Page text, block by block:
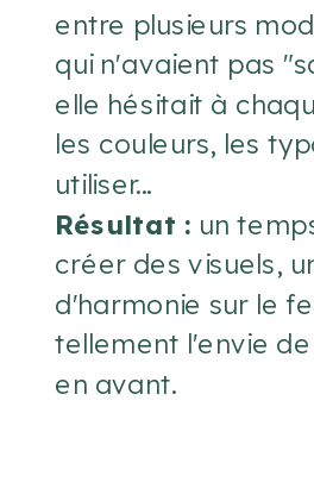
entre plusieurs
qui n'avaient pas
elle hésitait à
les couleurs, les
utiliser...
Résultat : un
créer des visuels,
d'harmonie sur le
tellement l'envie
en avant.